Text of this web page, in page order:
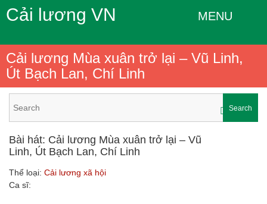
Cải lương VN MENU
Cải lương Mùa xuân trở lại – Vũ Linh,
Út Bạch Lan, Chí Linh
Search
Bài hát: Cải lương Mùa xuân trở lại – Vũ
Linh, Út Bạch Lan, Chí Linh
Thể loại: Cải lương xã hội
Ca sĩ: